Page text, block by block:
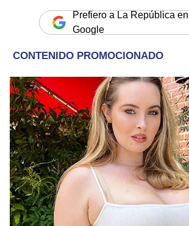
Prefiero a La República en
Google